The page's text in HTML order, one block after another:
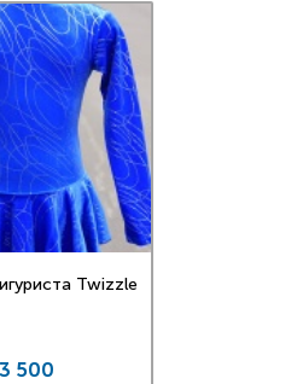
Twizzle
3 500